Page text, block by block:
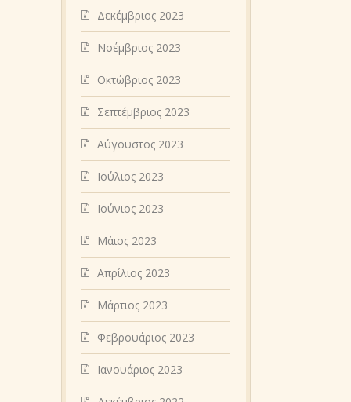
Δεκέμβριος 2023
Νοέμβριος 2023
Οκτώβριος 2023
Σεπτέμβριος 2023
Αύγουστος 2023
Ιούλιος 2023
Ιούνιος 2023
Μάιος 2023
Απρίλιος 2023
Μάρτιος 2023
Φεβρουάριος 2023
Ιανουάριος 2023